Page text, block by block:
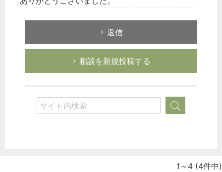
返信
相談を新規投稿する
1～4 (4件中)